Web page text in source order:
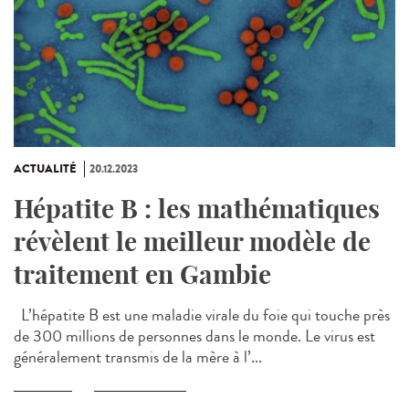
ACTUALITÉ 20.12.2023
Hépatite B : les mathématiques
révèlent le meilleur modèle de
traitement en Gambie
L’hépatite B est une maladie virale du foie qui touche près
de 300 millions de personnes dans le monde. Le virus est
généralement transmis de la mère à l’...